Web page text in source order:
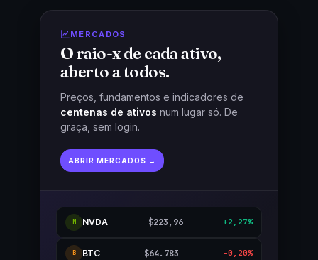
MERCADOS
O raio-x de cada ativo,
aberto a todos.
Preços, fundamentos e indicadores de
centenas de ativos num lugar só. De
graça, sem login.
ABRIR MERCADOS →
N NVDA $223,96 +2,27%
B BTC $64.783 -0,20%